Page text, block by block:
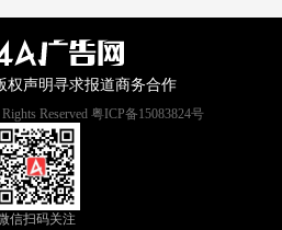
权声明寻求报道商务合作
Reserved 粤ICP备15083824号
信扫码关注